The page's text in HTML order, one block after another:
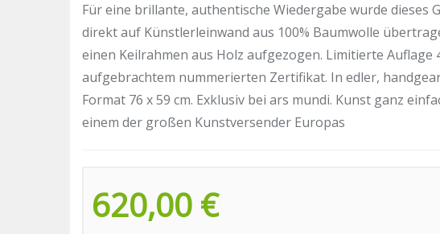
Für eine brillante, authentische Wiedergabe wurde dieses
direkt auf Künstlerleinwand aus 100% Baumwolle
einen Keilrahmen aus Holz aufgezogen. Limitierte Auflage
aufgebrachtem nummerierten Zertifikat. In edler,
Format 76 x 59 cm. Exklusiv bei ars mundi. Kunst ganz
einem der großen Kunstversender Europas
620,00 €